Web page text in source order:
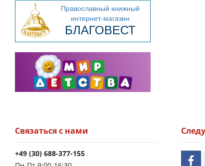
Связаться с нами
+49 (30) 688-377-155